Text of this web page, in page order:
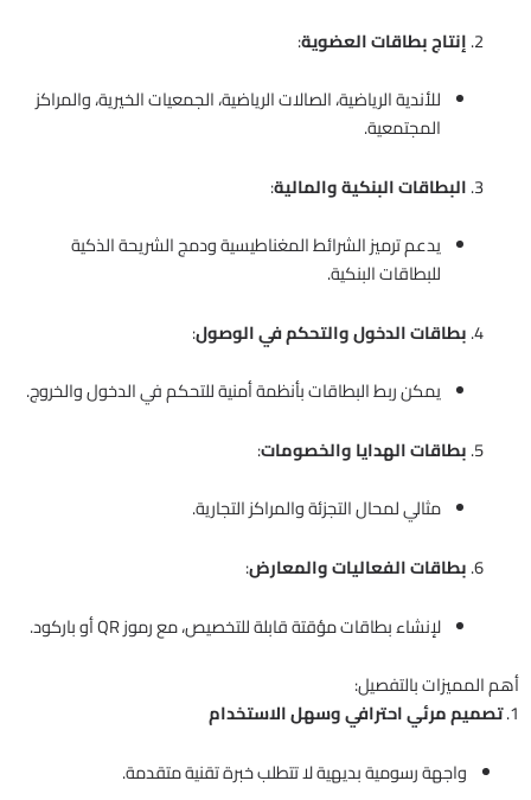
إنتاج بطاقات العضوية:
للأندية الرياضية، الصالات الرياضية، الجمعيات الخيرية، والمراكز
المجتمعية.
البطاقات البنكية والمالية:
يدعم ترميز الشرائط المغناطيسية ودمج الشريحة الذكية
للبطاقات البنكية.
بطاقات الدخول والتحكم في الوصول:
يمكن ربط البطاقات بأنظمة أمنية للتحكم في الدخول والخروج.
بطاقات الهدايا والخصومات:
مثالي لمحال التجزئة والمراكز التجارية.
بطاقات الفعاليات والمعارض:
لإنشاء بطاقات مؤقتة قابلة للتخصيص، مع رموز QR أو باركود.
أهم المميزات بالتفصيل:
1. تصميم مرئي احترافي وسهل الاستخدام
واجهة رسومية بديهية لا تتطلب خبرة تقنية متقدمة.